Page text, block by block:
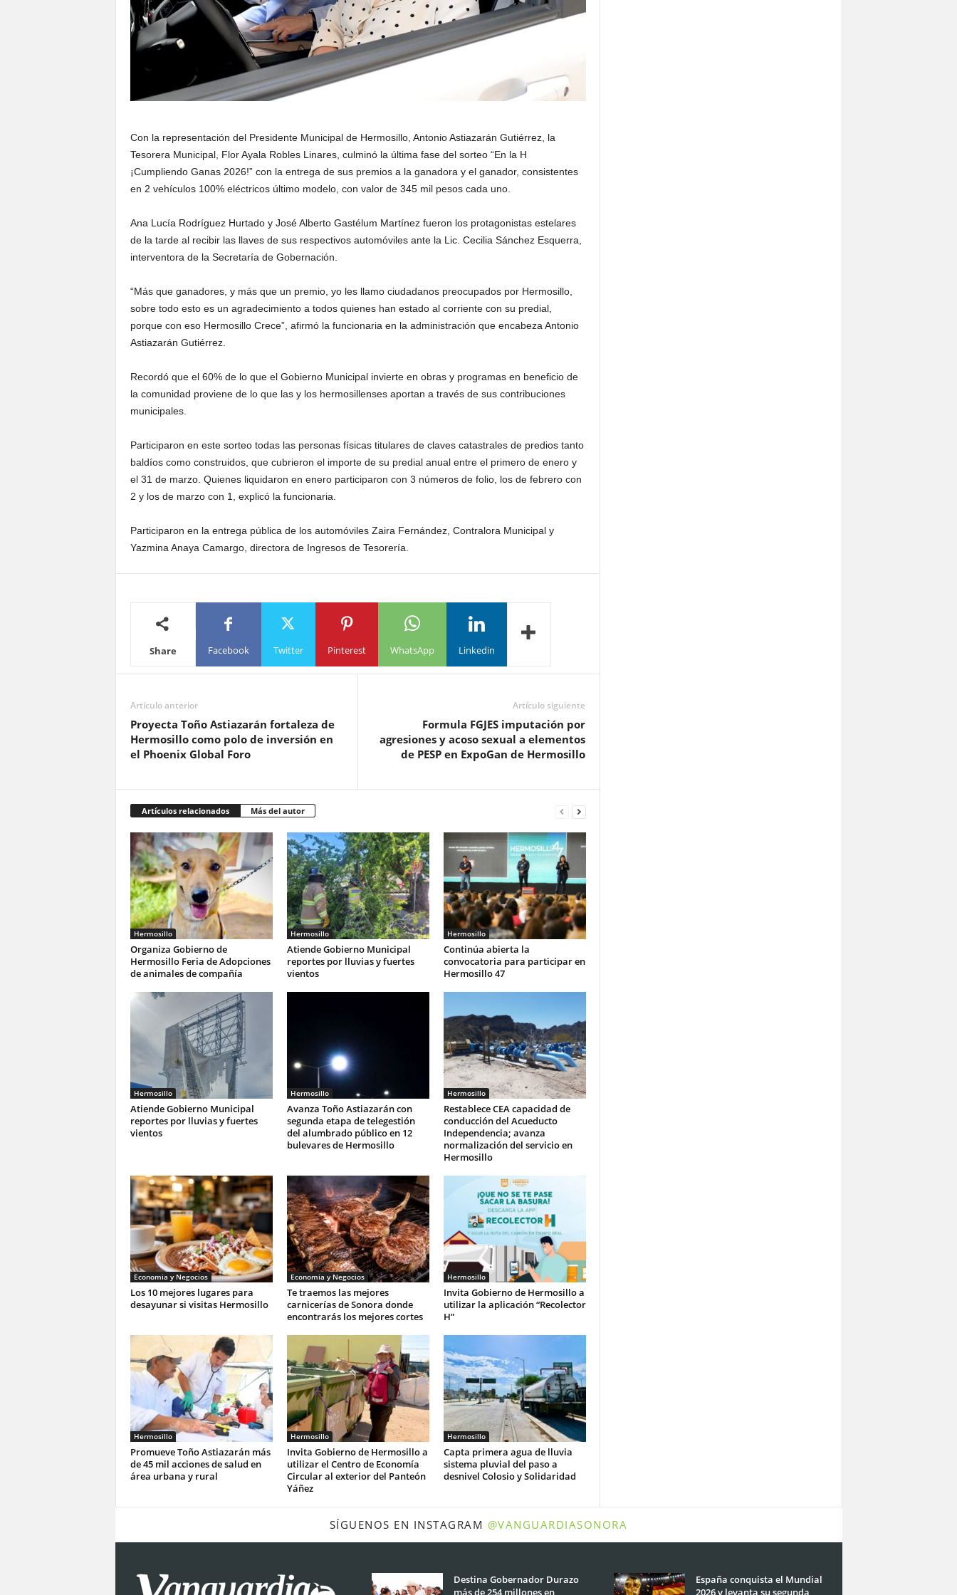
Con la representación del Presidente Municipal de Hermosillo, Antonio Astiazarán Gutiérrez, la
Tesorera Municipal, Flor Ayala Robles Linares, culminó la última fase del sorteo “En la H
¡Cumpliendo Ganas 2026!” con la entrega de sus premios a la ganadora y el ganador, consistentes
en 2 vehículos 100% eléctricos último modelo, con valor de 345 mil pesos cada uno.
Ana Lucía Rodríguez Hurtado y José Alberto Gastélum Martínez fueron los protagonistas estelares
de la tarde al recibir las llaves de sus respectivos automóviles ante la Lic. Cecilia Sánchez Esquerra,
interventora de la Secretaría de Gobernación.
“Más que ganadores, y más que un premio, yo les llamo ciudadanos preocupados por Hermosillo,
sobre todo esto es un agradecimiento a todos quienes han estado al corriente con su predial,
porque con eso Hermosillo Crece”, afirmó la funcionaria en la administración que encabeza Antonio
Astiazarán Gutiérrez.
Recordó que el 60% de lo que el Gobierno Municipal invierte en obras y programas en beneficio de
la comunidad proviene de lo que las y los hermosillenses aportan a través de sus contribuciones
municipales.
Participaron en este sorteo todas las personas físicas titulares de claves catastrales de predios tanto
baldíos como construidos, que cubrieron el importe de su predial anual entre el primero de enero y
el 31 de marzo. Quienes liquidaron en enero participaron con 3 números de folio, los de febrero con
2 y los de marzo con 1, explicó la funcionaria.
Participaron en la entrega pública de los automóviles Zaira Fernández, Contralora Municipal y
Yazmina Anaya Camargo, directora de Ingresos de Tesorería.
Share Facebook Twitter Pinterest WhatsApp Linkedin
Artículo anterior
Proyecta Toño Astiazarán fortaleza de
Hermosillo como polo de inversión en
el Phoenix Global Foro
Artículo siguiente
Formula FGJES imputación por
agresiones y acoso sexual a elementos
de PESP en ExpoGan de Hermosillo
Artículos relacionados Más del autor
Hermosillo
Organiza Gobierno de
Hermosillo Feria de Adopciones
de animales de compañía
Hermosillo
Atiende Gobierno Municipal
reportes por lluvias y fuertes
vientos
Hermosillo
Continúa abierta la
convocatoria para participar en
Hermosillo 47
Hermosillo
Atiende Gobierno Municipal
reportes por lluvias y fuertes
vientos
Hermosillo
Avanza Toño Astiazarán con
segunda etapa de telegestión
del alumbrado público en 12
bulevares de Hermosillo
Hermosillo
Restablece CEA capacidad de
conducción del Acueducto
Independencia; avanza
normalización del servicio en
Hermosillo
Economia y Negocios
Los 10 mejores lugares para
desayunar si visitas Hermosillo
Economia y Negocios
Te traemos las mejores
carnicerías de Sonora donde
encontrarás los mejores cortes
Hermosillo
Invita Gobierno de Hermosillo a
utilizar la aplicación “Recolector
H”
Hermosillo
Promueve Toño Astiazarán más
de 45 mil acciones de salud en
área urbana y rural
Hermosillo
Invita Gobierno de Hermosillo a
utilizar el Centro de Economía
Circular al exterior del Panteón
Yáñez
Hermosillo
Capta primera agua de lluvia
sistema pluvial del paso a
desnivel Colosio y Solidaridad
SÍGUENOS EN INSTAGRAM @VANGUARDIASONORA
Destina Gobernador Durazo
más de 254 millones en
España conquista el Mundial
2026 y levanta su segunda